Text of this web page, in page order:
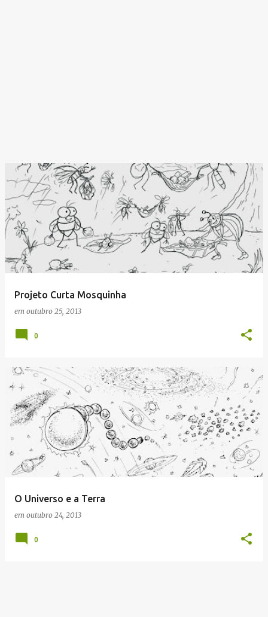
Projeto Curta Mosquinha
em outubro 25, 2013
0
O Universo e a Terra
em outubro 24, 2013
0